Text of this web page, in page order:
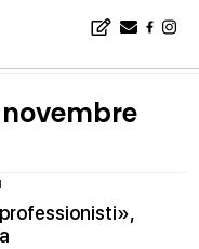
novembre